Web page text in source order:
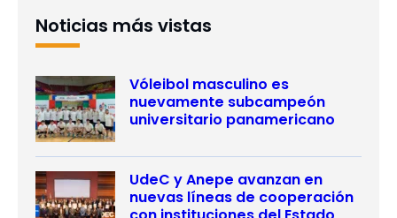
Noticias más vistas
Vóleibol masculino es
nuevamente subcampeón
universitario panamericano
UdeC y Anepe avanzan en
nuevas líneas de cooperación